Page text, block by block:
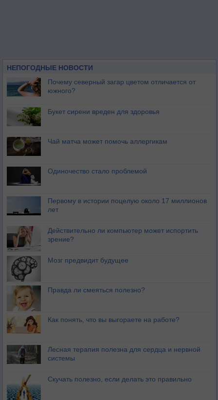
НЕПОГОДНЫЕ НОВОСТИ
Почему северный загар цветом отличается от
южного?
Букет сирени вреден для здоровья
Чай матча может помочь аллергикам
Одиночество стало проблемой
Первому в истории поцелую около 17 миллионов
лет
Действительно ли компьютер может испортить
зрение?
Мозг предвидит будущее
Правда ли смеяться полезно?
Как понять, что вы выгораете на работе?
Лесная терапия полезна для сердца и нервной
системы
Скучать полезно, если делать это правильно